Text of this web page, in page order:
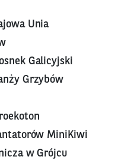
Unia
Galicyjski
Grzybów
MiniKiwi
w Grójcu